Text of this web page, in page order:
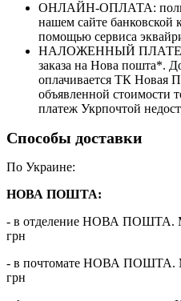
ОНЛАЙН-ОПЛАТА:
нашем сайте банковской
помощью сервиса
НАЛОЖЕННЫЙ ПЛАТЕЖ:
заказа на Нова пошта*.
оплачивается ТК Новая
объявленной стоимости
платеж Укрпочтой
Способы доставки
По Украине:
НОВА ПОШТА:
- в отделение НОВА ПОШТА.
грн
- в почтомате НОВА ПОШТА.
грн